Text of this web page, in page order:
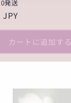
発送
カートに追加する